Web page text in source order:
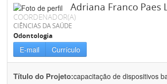
Adriana Franco Paes
COORDENADOR(A)
CIÊNCIAS DA SAÚDE
Odontologia
E-mail Currículo
Título do Projeto:capacitação de dispositivos